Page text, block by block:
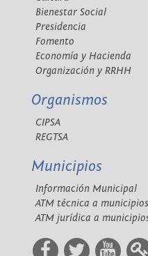
Bienestar Social
Presidencia
Fomento
Economía y Hacienda
Organización y RRHH
Organismos
CIPSA
REGTSA
Municipios
Información Municipal
ATM técnica a municipios
ATM jurídica a